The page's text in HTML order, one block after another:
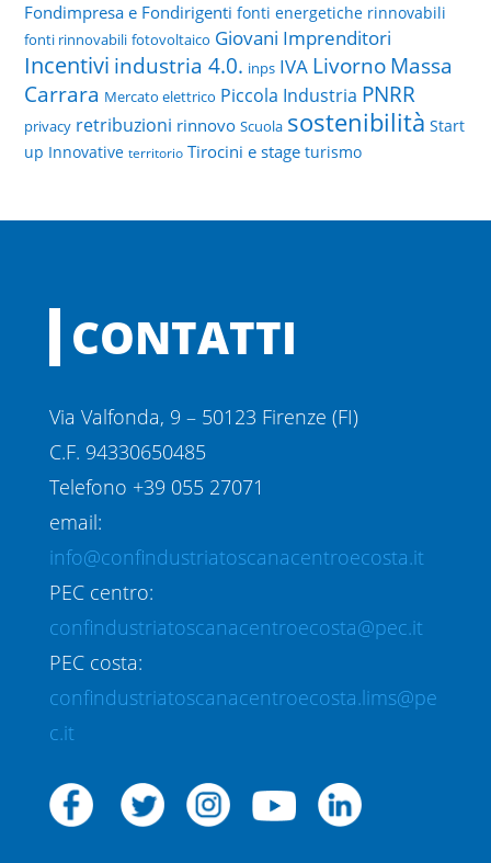
Fondimpresa e Fondirigenti fonti energetiche rinnovabili
fonti rinnovabili fotovoltaico Giovani Imprenditori
Incentivi industria 4.0. inps IVA Livorno Massa
Carrara Mercato elettrico Piccola Industria PNRR
privacy retribuzioni rinnovo Scuola sostenibilità Start
up Innovative territorio Tirocini e stage turismo
CONTATTI
Via Valfonda, 9 – 50123 Firenze (FI)
C.F. 94330650485
Telefono +39 055 27071
email:
info@confindustriatoscanacentroecosta.it
PEC centro:
confindustriatoscanacentroecosta@pec.it
PEC costa:
confindustriatoscanacentroecosta.lims@pe
c.it